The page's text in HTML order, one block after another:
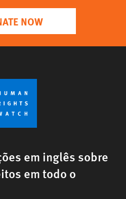
NOW
em inglês sobre
em todo o